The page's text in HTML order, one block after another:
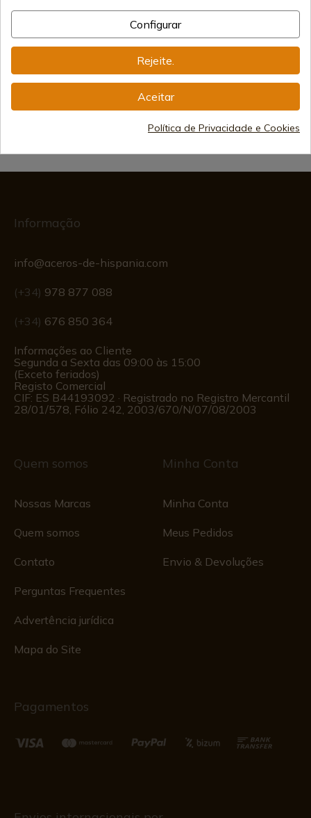
Vendendo online desde 1998
Métodos de Pagamento
Seguros
Frete Internacional
Informação
info@aceros-de-hispania.com
(+34) 978 877 088
(+34) 676 850 364
Informações ao Cliente
Segunda a Sexta das 09:00 às 15:00
(Exceto feriados)
Registo Comercial
CIF: ES B44193092 · Registrado no Registro Mercantil
28/01/578, Fólio 242, 2003/670/N/07/08/2003
Quem somos
Nossas Marcas
Quem somos
Contato
Perguntas Frequentes
Advertência jurídica
Mapa do Site
Minha Conta
Minha Conta
Meus Pedidos
Envio & Devoluções
Pagamentos
Configurar
Rejeite.
Aceitar
Política de Privacidade e Cookies